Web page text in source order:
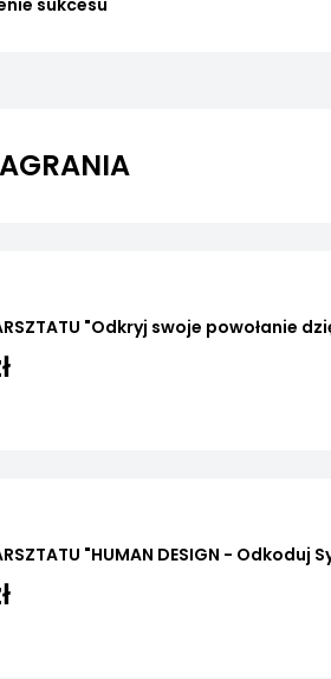
sukcesu
"Odkryj swoje powołanie
"HUMAN DESIGN - Odkoduj